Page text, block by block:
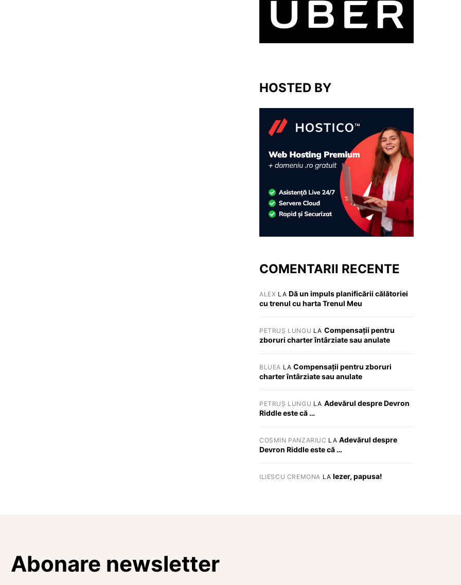
HOSTED BY
COMENTARII RECENTE
ALEX LA Dă un impuls planificării călătoriei
cu trenul cu harta Trenul Meu
PETRUȘ LUNGU LA Compensații pentru
zboruri charter întârziate sau anulate
BLUEA LACompensații pentru zboruri
charter întârziate sau anulate
PETRUȘ LUNGU LA Adevărul despre Devron
Riddle este că …
COSMIN PANZARIUC LA Adevărul despre
Devron Riddle este că …
ILIESCU CREMONA LA Iezer, papusa!
Abonare newsletter